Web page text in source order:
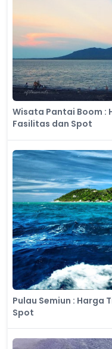
Wisata Pantai Boom :
Fasilitas dan Spot
Pulau Semiun : Harga
Spot